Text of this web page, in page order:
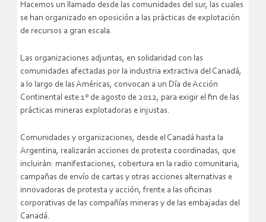
Hacemos un llamado desde las comunidades del sur, las cuales
se han organizado en oposición a las prácticas de explotación
de recursos a gran escala.
Las organizaciones adjuntas, en solidaridad con las
comunidades afectadas por la industria extractiva del Canadá,
a lo largo de las Américas, convocan a un Día de Acción
Continental este 1º de agosto de 2012, para exigir el fin de las
prácticas mineras explotadoras e injustas.
Comunidades y organizaciones, desde el Canadá hasta la
Argentina, realizarán acciones de protesta coordinadas, que
incluirán: manifestaciones, cobertura en la radio comunitaria,
campañas de envío de cartas y otras acciones alternativas e
innovadoras de protesta y acción, frente a las oficinas
corporativas de las compañías mineras y de las embajadas del
Canadá.